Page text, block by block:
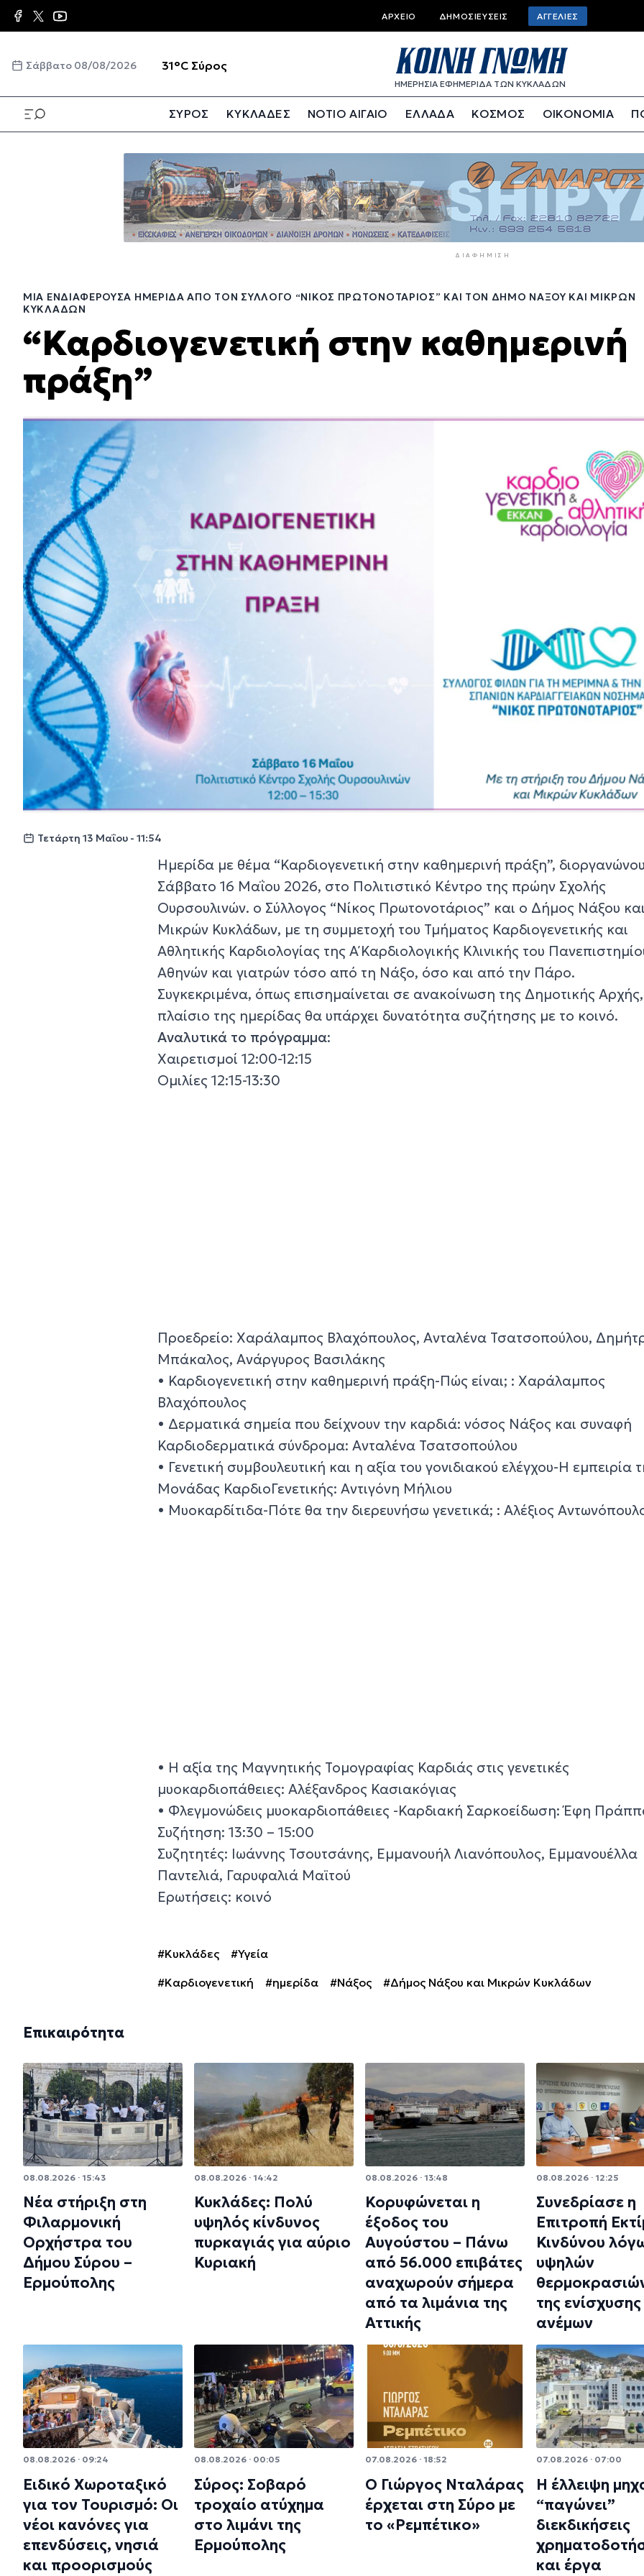
Παράκαμψη
προς
κυρίως
Top
bar
menu
ΑΡΧΕΊΟ ΔΗΜΟΣΙΕΎΣΕΙΣ ΑΓΓΕΛΊΕΣ
Σάββατο 08/08/2026 31°C Σύρος
ΗΜΕΡΗΣΙΑ ΕΦΗΜΕΡΙΔΑ ΤΩΝ ΚΥΚΛΑΔΩΝ
ΣΥΡΟΣ ΚΥΚΛΑΔΕΣ ΝΟΤΙΟ ΑΙΓΑΙΟ ΕΛΛΑΔΑ ΚΟΣΜΟΣ ΟΙΚΟΝΟΜΙΑ
ΔΙΑΦΉΜΙΣΗ
ΜΊΑ ΕΝΔΙΑΦΈΡΟΥΣΑ ΗΜΕΡΊΔΑ ΑΠΌ ΤΟΝ ΣΎΛΛΟΓΟ “ΝΊΚΟΣ ΠΡΩΤΟΝΟΤΆΡΙΟΣ” ΚΑΙ ΤΟΝ ΔΉΜΟ ΝΆΞΟΥ ΚΑΙ ΜΙΚΡΏΝ
ΚΥΚΛΆΔΩΝ
“Καρδιογενετική στην καθημερινή
πράξη”
Τετάρτη 13 Μαΐου - 11:54
Ημερίδα με θέμα “Καρδιογενετική στην καθημερινή πράξη”,
Σάββατο 16 Μαΐου 2026, στο Πολιτιστικό Κέντρο της πρώην Σχολής
Ουρσουλινών. ο Σύλλογος “Νίκος Πρωτονοτάριος” και ο Δήμος Νάξου και
Μικρών Κυκλάδων, με τη συμμετοχή του Τμήματος Καρδιογενετικής και
Αθλητικής Καρδιολογίας της Α΄ Καρδιολογικής Κλινικής του
Αθηνών και γιατρών τόσο από τη Νάξο, όσο και από την Πάρο.
Συγκεκριμένα, όπως επισημαίνεται σε ανακοίνωση της Δημοτικής
πλαίσιο της ημερίδας θα υπάρχει δυνατότητα συζήτησης με το κοινό.
Αναλυτικά το πρόγραμμα:
Χαιρετισμοί 12:00-12:15
Ομιλίες 12:15-13:30
Προεδρείο: Χαράλαμπος Βλαχόπουλος, Ανταλένα Τσατσοπούλου,
Μπάκαλος, Ανάργυρος Βασιλάκης
• Καρδιογενετική στην καθημερινή πράξη-Πώς είναι; : Χαράλαμπος
Βλαχόπουλος
• Δερματικά σημεία που δείχνουν την καρδιά: νόσος Νάξος και συναφή
Καρδιοδερματικά σύνδρομα: Ανταλένα Τσατσοπούλου
• Γενετική συμβουλευτική και η αξία του γονιδιακού ελέγχου-Η εμπειρία
Μονάδας ΚαρδιοΓενετικής: Αντιγόνη Μήλιου
• Μυοκαρδίτιδα-Πότε θα την διερευνήσω γενετικά; : Αλέξιος
• Η αξία της Μαγνητικής Τομογραφίας Καρδιάς στις γενετικές
μυοκαρδιοπάθειες: Αλέξανδρος Κασιακόγιας
• Φλεγμονώδεις μυοκαρδιοπάθειες -Καρδιακή Σαρκοείδωση: Έφη
Συζήτηση: 13:30 – 15:00
Συζητητές: Ιωάννης Τσουτσάνης, Εμμανουήλ Λιανόπουλος, Εμμανουέλλα
Παντελιά, Γαρυφαλιά Μαϊτού
Ερωτήσεις: κοινό
#Κυκλάδες
#Υγεία
#Καρδιογενετική
#ημερίδα #Νάξος #Δήμος Νάξου και Μικρών Κυκλάδων
Επικαιρότητα
08.08.2026 · 15:43
Νέα στήριξη στη
Φιλαρμονική
Ορχήστρα του
Δήμου Σύρου –
Ερμούπολης
08.08.2026 · 14:42
Κυκλάδες: Πολύ
υψηλός κίνδυνος
πυρκαγιάς για αύριο
Κυριακή
08.08.2026 · 13:48
Κορυφώνεται η
έξοδος του
Αυγούστου – Πάνω
από 56.000 επιβάτες
αναχωρούν σήμερα
από τα λιμάνια της
Αττικής
08.08.2026 · 12:25
Συνεδρίασε η
Επιτροπή
Κινδύνου
υψηλών
της
ανέμων
08.08.2026 · 09:24
Ειδικό Χωροταξικό
για τον Τουρισμό: Οι
νέοι κανόνες για
επενδύσεις, νησιά
και προορισμούς
08.08.2026 · 00:05
Σύρος: Σοβαρό
τροχαίο ατύχημα
στο λιμάνι της
Ερμούπολης
07.08.2026 · 18:52
Ο Γιώργος Νταλάρας
έρχεται στη Σύρο με
το «Ρεμπέτικο»
07.08.2026 · 07:00
Η έλλειψη
“παγώνει”
διεκδικήσεις
και έργα